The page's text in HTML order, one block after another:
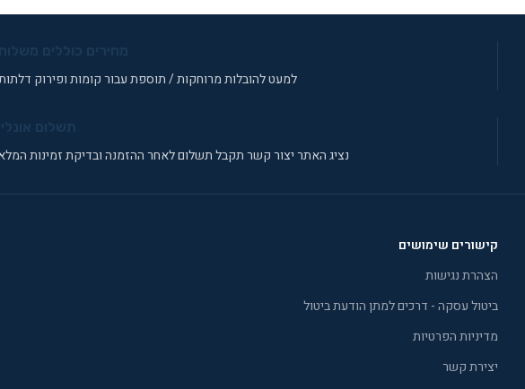
למעט להובלות מרוחקות / תוספת עבור קומות ופירוק
נציג האתר יצור קשר תקבל תשלום לאחר ההזמנה ובדיקת זמינות
קישורים שימושים
הצהרת נגישות
ביטול עסקה - דרכים למתן הודעת ביטול
מדיניות הפרטיות
יצירת קשר